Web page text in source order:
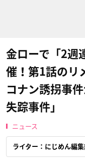
金ローで「2週
催！第1話のリ
コナン誘拐事
失踪事件」
ニュース
ライター：にじめん編